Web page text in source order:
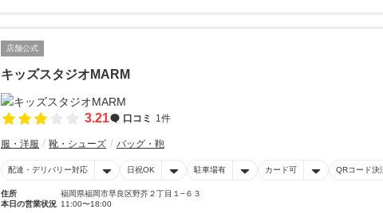
店舗公式
キッズスタジオMARM
3.21 口コミ 1件
服・洋服 靴・シューズ バッグ・鞄
配達・デリバリー対応 日祝OK 駐車場有 カード可 QRコード決
住所
福岡県福岡市早良区野芥２丁目１−６３
本日の営業状況 11:00〜18:00